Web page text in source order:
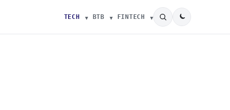
TECH BTB FINTECH